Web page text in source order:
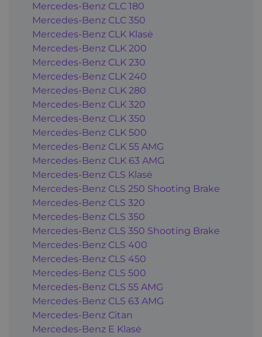
Mercedes-Benz CLC 180
Mercedes-Benz CLC 350
Mercedes-Benz CLK Klasė
Mercedes-Benz CLK 200
Mercedes-Benz CLK 230
Mercedes-Benz CLK 240
Mercedes-Benz CLK 280
Mercedes-Benz CLK 320
Mercedes-Benz CLK 350
Mercedes-Benz CLK 500
Mercedes-Benz CLK 55 AMG
Mercedes-Benz CLK 63 AMG
Mercedes-Benz CLS Klasė
Mercedes-Benz CLS 250 Shooting Brake
Mercedes-Benz CLS 320
Mercedes-Benz CLS 350
Mercedes-Benz CLS 350 Shooting Brake
Mercedes-Benz CLS 400
Mercedes-Benz CLS 450
Mercedes-Benz CLS 500
Mercedes-Benz CLS 55 AMG
Mercedes-Benz CLS 63 AMG
Mercedes-Benz Citan
Mercedes-Benz E Klasė